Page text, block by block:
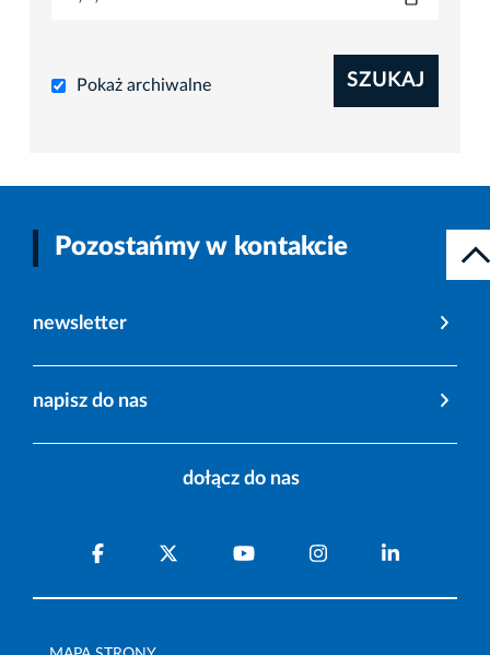
Pokaż archiwalne SZUKAJ
Pozostańmy w kontakcie
newsletter
napisz do nas
dołącz do nas